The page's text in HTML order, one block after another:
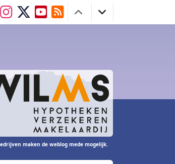
maken de weblog mede mogelijk.